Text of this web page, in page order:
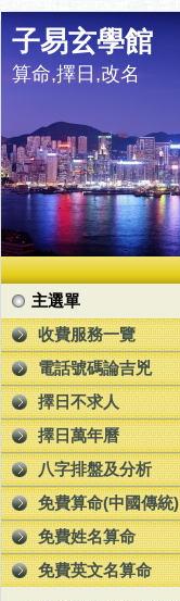
子易玄學館
算命,擇日,改名
主選單
收費服務一覽
電話號碼論吉兇
擇日不求人
擇日萬年曆
八字排盤及分析
免費算命(中國傳統)
免費姓名算命
免費英文名算命